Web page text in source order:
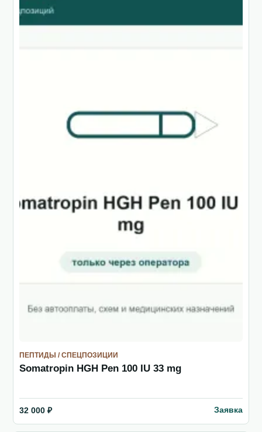
ПЕПТИДЫ / СПЕЦПОЗИЦИИ
Somatropin HGH Pen 100 IU 33 mg
32 000 ₽ Заявка